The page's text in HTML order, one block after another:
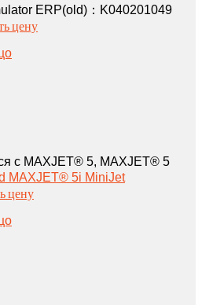
ERP(old)：K040201049
цену
с MAXJET® 5, MAXJET® 5
MAXJET® 5i MiniJet
цену